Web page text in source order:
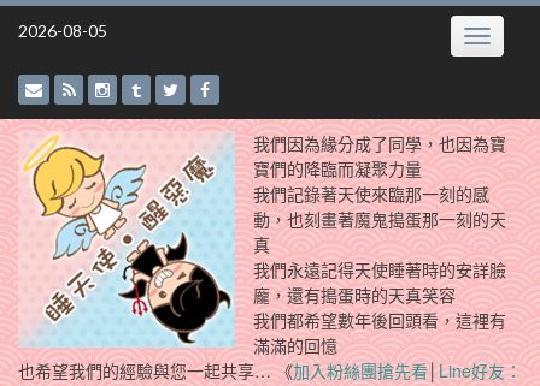
Skip
2026-08-05 Toggle
我們因為緣分成了同學，也因為寶
寶們的降臨而凝聚力量
我們記錄著天使來臨那一刻的感
動，也刻畫著魔鬼搗蛋那一刻的天
真
我們永遠記得天使睡著時的安詳臉
龐，還有搗蛋時的天真笑容
我們都希望數年後回頭看，這裡有
滿滿的回憶
也希望我們的經驗與您一起共享… 《加入粉絲團搶先看│Line好友：